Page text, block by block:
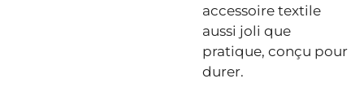
accessoire textile
aussi joli que
pratique, conçu pour
durer.